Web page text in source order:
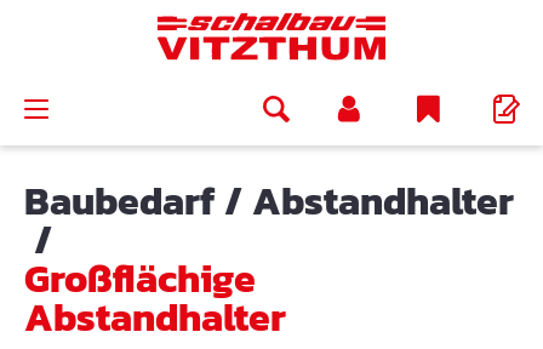
Baubedarf/Abstandhalter
/
Großflächige
Abstandhalter